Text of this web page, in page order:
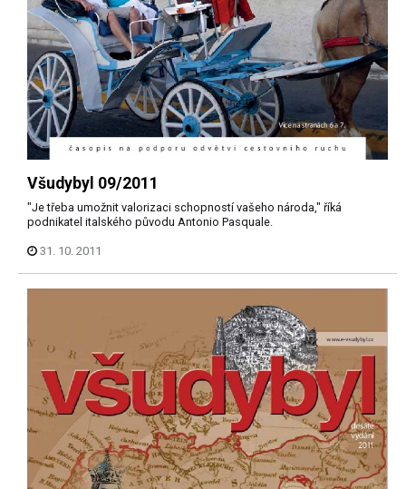
Všudybyl 09/2011
"Je třeba umožnit valorizaci schopností vašeho národa," říká
podnikatel italského původu Antonio Pasquale.
31. 10. 2011